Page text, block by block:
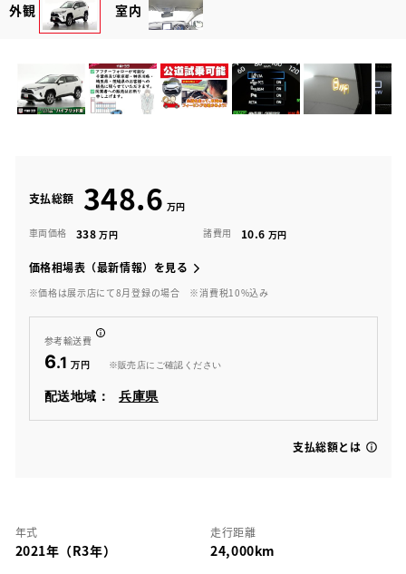
外観 室内
支払総額 348.6
車両価格 338 諸費用 10.6
価格相場表（最新情報）を見る
※価格は展示店にて8月登録の場合 ※消費税10%込み
参考輸送費
6.1 ※販売店にご確認ください
配送地域： 兵庫県
支払総額とは
年式
2021年（R3年）
走行距離
24,000km